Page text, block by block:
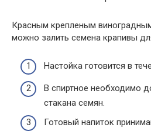
Красным крепленым
можно залить семена крапивы
Настойка готовится в
В спиртное необходимо
стакана семян.
Готовый напиток